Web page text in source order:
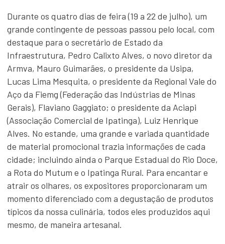
Durante os quatro dias de feira (19 a 22 de julho), um
grande contingente de pessoas passou pelo local, com
destaque para o secretário de Estado da
Infraestrutura, Pedro Calixto Alves, o novo diretor da
Armva, Mauro Guimarães, o presidente da Usipa,
Lucas Lima Mesquita, o presidente da Regional Vale do
Aço da Fiemg (Federação das Indústrias de Minas
Gerais), Flaviano Gaggiato; o presidente da Aciapi
(Associação Comercial de Ipatinga), Luiz Henrique
Alves. No estande, uma grande e variada quantidade
de material promocional trazia informações de cada
cidade; incluindo ainda o Parque Estadual do Rio Doce,
a Rota do Mutum e o Ipatinga Rural. Para encantar e
atrair os olhares, os expositores proporcionaram um
momento diferenciado com a degustação de produtos
típicos da nossa culinária, todos eles produzidos aqui
mesmo, de maneira artesanal.